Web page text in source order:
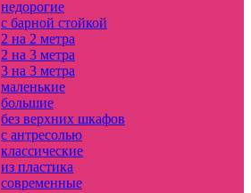
недорогие
с барной стойкой
2 на 2 метра
2 на 3 метра
3 на 3 метра
маленькие
большие
без верхних шкафов
с антресолью
классические
из пластика
современные